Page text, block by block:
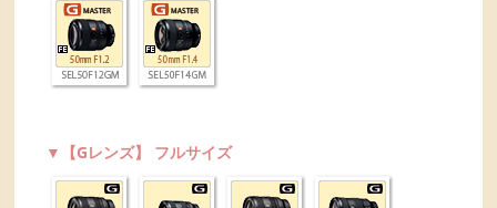
▼【Gレンズ】 フルサイズ